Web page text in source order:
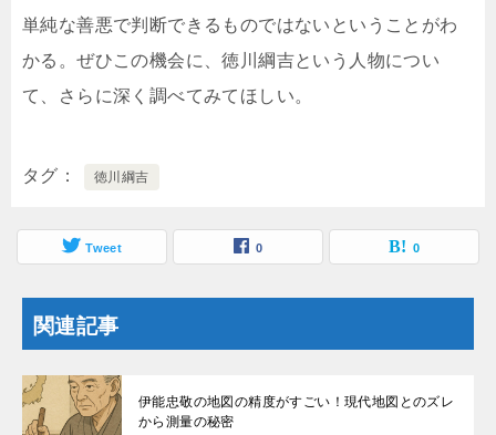
単純な善悪で判断できるものではないということがわ
かる。ぜひこの機会に、徳川綱吉という人物につい
て、さらに深く調べてみてほしい。
タグ 徳川綱吉
Tweet 0 0
関連記事
伊能忠敬の地図の精度がすごい！現代地図とのズレ
から測量の秘密